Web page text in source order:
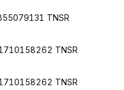
TNSR
TNSR
TNSR